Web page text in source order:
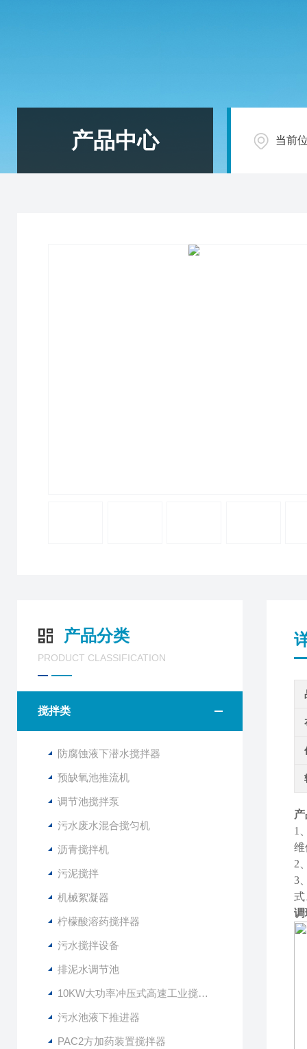
产品中心 当前
产品分类
PRODUCT CLASSIFICATION
搅拌类
防腐蚀液下潜水搅拌器
预缺氧池推流机
调节池搅拌泵
污水废水混合搅匀机
沥青搅拌机
污泥搅拌
机械絮凝器
柠檬酸溶药搅拌器
污水搅拌设备
排泥水调节池
10KW大功率冲压式高速工业搅拌设备
污水池液下推进器
PAC2方加药装置搅拌器
1
维
2
3
式
调